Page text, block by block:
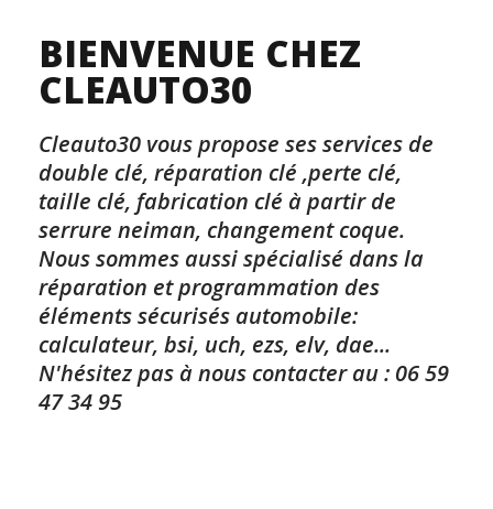
BIENVENUE CHEZ
CLEAUTO30
Cleauto30 vous propose ses services de
double clé, réparation clé ,perte clé,
taille clé, fabrication clé à partir de
serrure neiman, changement coque.
Nous sommes aussi spécialisé dans la
réparation et programmation des
éléments sécurisés automobile:
calculateur, bsi, uch, ezs, elv, dae...
N'hésitez pas à nous contacter au : 06 59
47 34 95